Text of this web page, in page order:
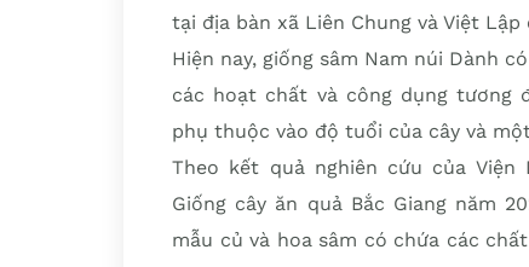
tại địa bàn xã Liên Chung và Việt
Hiện nay, giống sâm Nam núi Dành
các hoạt chất và công dụng tương
phụ thuộc vào độ tuổi của cây và
Theo kết quả nghiên cứu của Viện
Giống cây ăn quả Bắc Giang năm
mẫu củ và hoa sâm có chứa các